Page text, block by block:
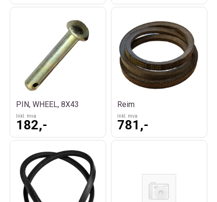
PIN, WHEEL, 8X43
Inkl. mva
182,-
Reim
Inkl. mva
781,-